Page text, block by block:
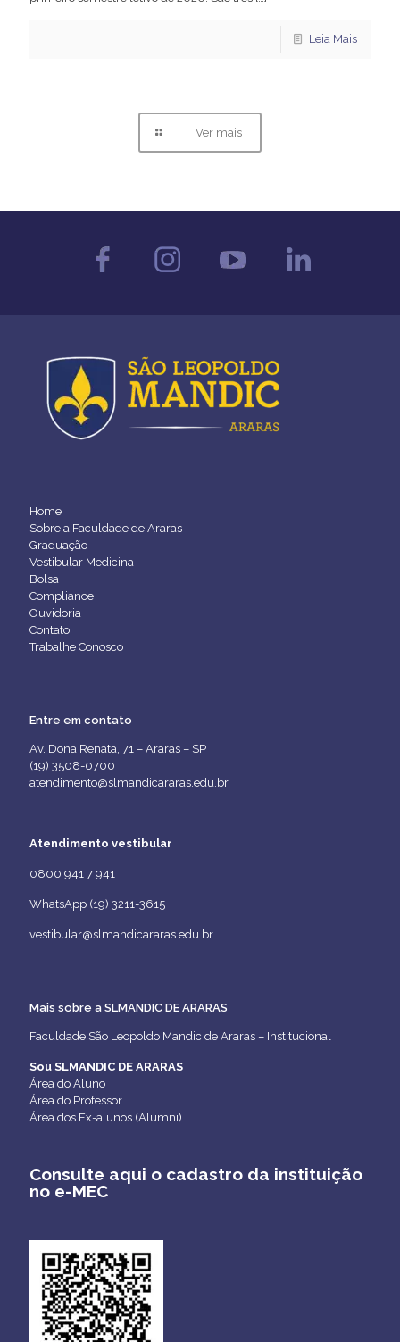
Leia Mais
Ver mais
Home
Sobre a Faculdade de Araras
Graduação
Vestibular Medicina
Bolsa
Compliance
Ouvidoria
Contato
Trabalhe Conosco
Entre em contato
Av. Dona Renata, 71 – Araras – SP
(19) 3508-0700
atendimento@slmandicararas.edu.br
Atendimento vestibular
0800 941 7 941
WhatsApp (19) 3211-3615
vestibular@slmandicararas.edu.br
Mais sobre a SLMANDIC DE ARARAS
Faculdade São Leopoldo Mandic de Araras – Institucional
Sou SLMANDIC DE ARARAS
Área do Aluno
Área do Professor
Área dos Ex-alunos (Alumni)
Consulte aqui o cadastro da instituição
no e-MEC